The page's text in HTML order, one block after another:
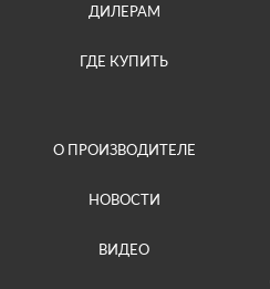
ДИЛЕРАМ
ГДЕ КУПИТЬ
О ПРОИЗВОДИТЕЛЕ
НОВОСТИ
ВИДЕО